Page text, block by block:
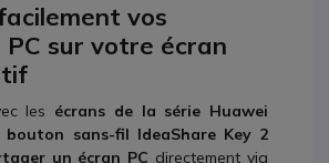
vos
PC sur votre écran
les écrans de la série Huawei
bouton sans-fil IdeaShare Key 2
un écran PC directement via